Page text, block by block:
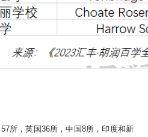
57所，英国36所，中国8所，印度和新